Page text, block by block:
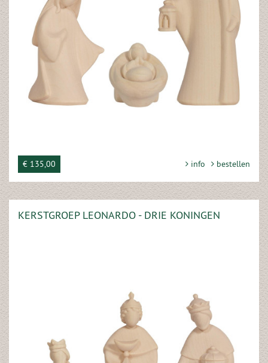
€ 135,00 info bestellen
KERSTGROEP LEONARDO - DRIE KONINGEN